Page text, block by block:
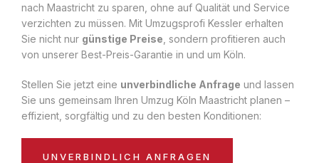
nach Maastricht zu sparen, ohne auf Qualität und Service
verzichten zu müssen. Mit Umzugsprofi Kessler erhalten
Sie nicht nur günstige Preise , sondern profitieren auch
von unserer Best-Preis-Garantie in und um Köln.
Stellen Sie jetzt eine unverbindliche Anfrage und lassen
Sie uns gemeinsam Ihren Umzug Köln Maastricht planen –
effizient, sorgfältig und zu den besten Konditionen:
UNVERBINDLICH ANFRAGEN